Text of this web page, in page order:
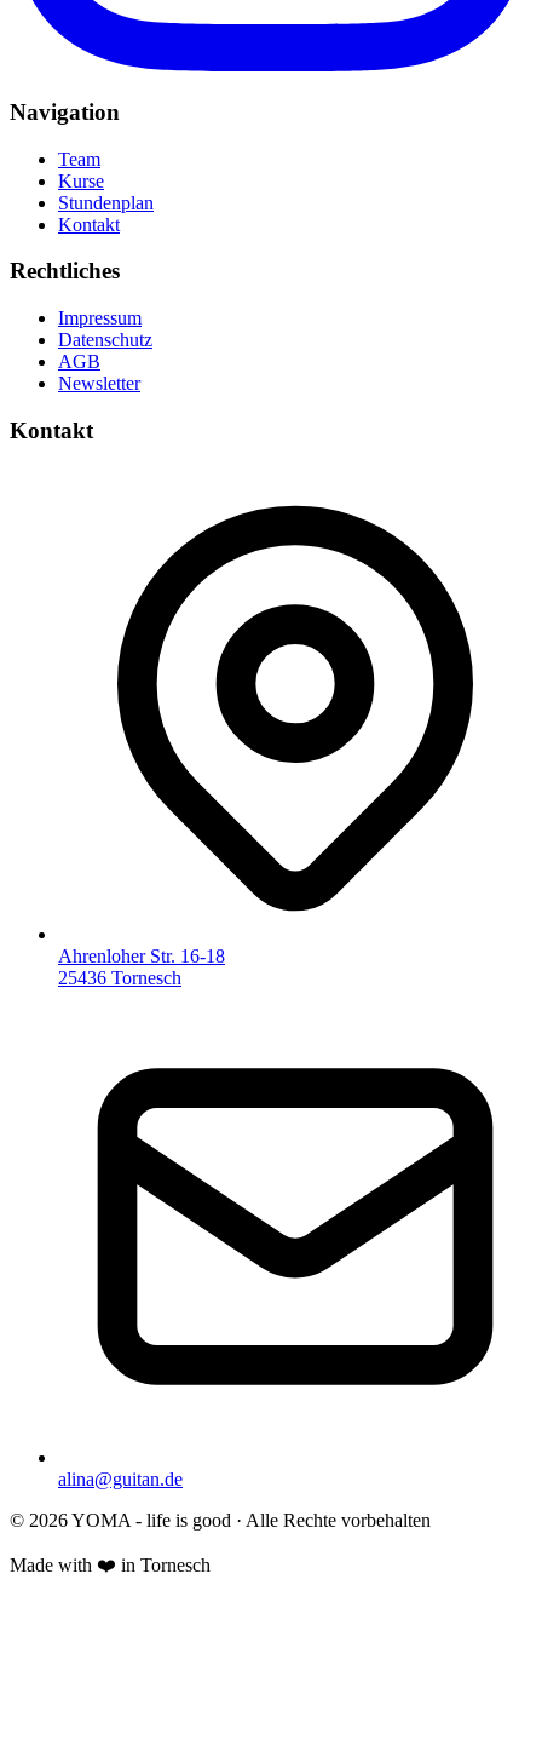
Navigation
Team
Kurse
Stundenplan
Kontakt
Rechtliches
Impressum
Datenschutz
AGB
Newsletter
Kontakt
Ahrenloher Str. 16-18
25436 Tornesch
alina@guitan.de
© 2026 YOMA - life is good · Alle Rechte vorbehalten
Made with ❤️ in Tornesch